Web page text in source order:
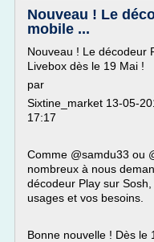
Nouveau ! Le
mobile ...
Nouveau ! Le décodeur
Livebox dès le 19 Mai !
par
Sixtine_market 13-05-
17:17
Comme @samdu33 ou
nombreux à nous
décodeur Play sur
usages et vos besoins.
Bonne nouvelle ! Dès le